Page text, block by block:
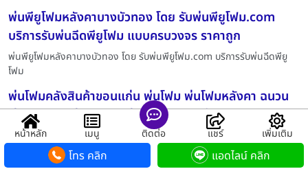
พ่นพียูโฟมหลังคาบางบัวทอง โดย รับพ่นพียูโฟม.com
บริการรับพ่นฉีดพียูโฟม แบบครบวงจร ราคาถูก
พ่นพียูโฟมหลังคาบางบัวทอง โดย รับพ่นพียูโฟม.com บริการรับพ่นฉีดพียู
โฟม
พ่นโฟมคลังสินค้าขอนแก่น พ่นโฟม พ่นโฟมหลังคา ฉนวน
พ่นโฟม โฟมพ่นหลังคา พ่นโฟมกันความร้อน ฉนวนกันความ
ร้อนพ่นโฟม พ่นโฟมลดความร้อน รับพ่นพียูโฟม.com
พ่นโฟมคลังสินค้าขอนแก่น พ่นโฟม พ่นโฟมหลังคา ฉนวนพ่นโฟม โฟมพ่น
หน้าหลัก เมนู ติดต่อ แชร์ เพิ่มเติม
โทร คลิก แอดไลน์ คลิก